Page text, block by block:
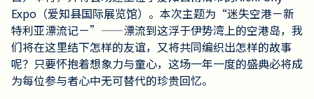
Expo（爱知县国际展览馆）。本次主题为“迷失空港－新
特利亚漂流记－”——漂流到这浮于伊势湾上的空港岛，我
们将在这里结下怎样的友谊，又将共同编织出怎样的故事
呢？只要怀抱着想象力与童心，这场一年一度的盛典必将成
为每位参与者心中无可替代的珍贵回忆。